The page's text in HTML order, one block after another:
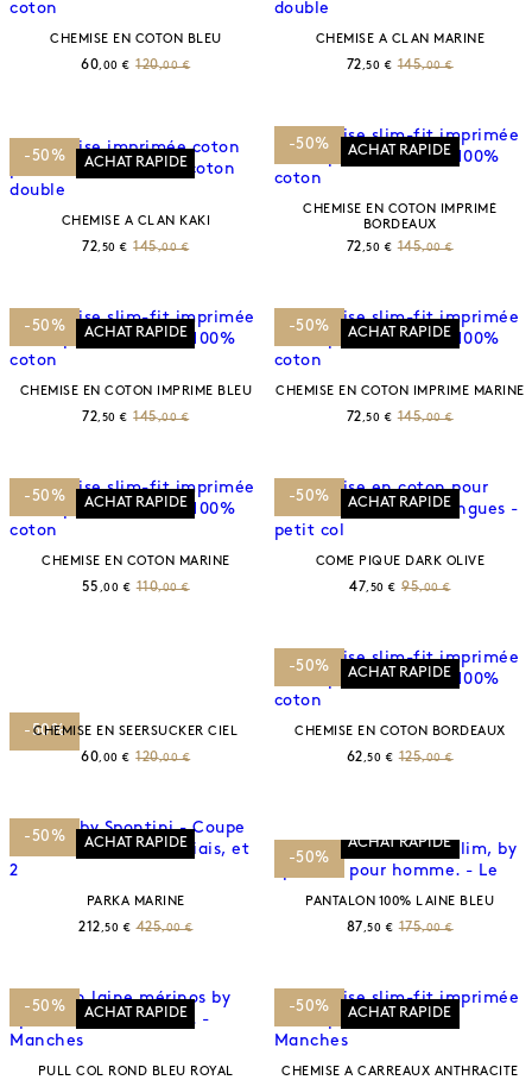
CHEMISE EN COTON BLEU
60,00 € 120,00 €
CHEMISE A CLAN MARINE
72 ,50 € 145,00 €
-50% ACHAT RAPIDE
CHEMISE A CLAN KAKI
72,50 € 145,00 €
-50% ACHAT RAPIDE
CHEMISE EN COTON IMPRIMÉ
BORDEAUX
72 ,50 € 145,00 €
-50% ACHAT RAPIDE
CHEMISE EN COTON IMPRIME BLEU
72,50 € 145,00 €
-50% ACHAT RAPIDE
CHEMISE EN COTON IMPRIME MARINE
72 ,50 € 145,00 €
-50% ACHAT RAPIDE
CHEMISE EN COTON MARINE
55 ,00 € 110,00 €
-50% ACHAT RAPIDE
COME PIQUE DARK OLIVE
47,50 € 95,00 €
-50%
CHEMISE EN SEERSUCKER CIEL
60,00 € 120,00 €
-50% ACHAT RAPIDE
CHEMISE EN COTON BORDEAUX
62 ,50 € 125,00 €
-50% ACHAT RAPIDE
PARKA MARINE
212 ,50 € 425,00 €
-50%
ACHAT RAPIDE
PANTALON 100% LAINE BLEU
87 ,50 € 175,00 €
-50% ACHAT RAPIDE
PULL COL ROND BLEU ROYAL
-50% ACHAT RAPIDE
CHEMISE A CARREAUX ANTHRACITE